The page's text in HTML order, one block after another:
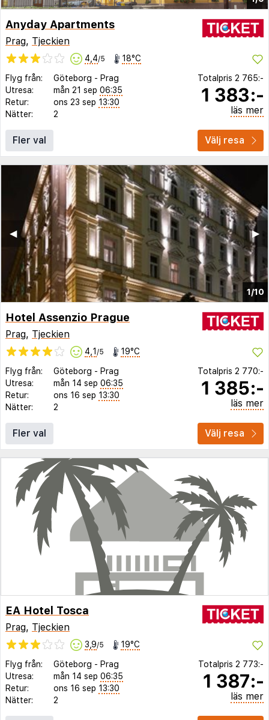
Anyday Apartments
Prag, Tjeckien
4,4/5 18°C
Flyg från: Göteborg - Prag
Utresa:
mån 21 sep 06:35
Retur:
ons 23 sep 13:30
Nätter:
2
Totalpris 2 765:-
1 383:-
läs mer
Fler val Välj resa
1/10
▶︎
◀︎
Hotel Assenzio Prague
Prag, Tjeckien
4,1 /5 19°C
Flyg från: Göteborg - Prag
Utresa:
mån 14 sep 06:35
Retur:
ons 16 sep 13:30
Nätter:
2
Totalpris 2 770:-
1 385:-
läs mer
Fler val Välj resa
EA Hotel Tosca
Prag, Tjeckien
3,9/5 19°C
Flyg från: Göteborg - Prag
Utresa:
mån 14 sep 06:35
Retur:
ons 16 sep 13:30
Nätter:
2
Totalpris 2 773:-
1 387:-
läs mer